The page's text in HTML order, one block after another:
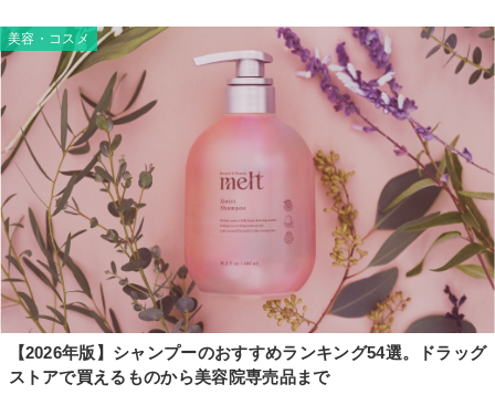
美容・コスメ
【2026年版】シャンプーのおすすめランキング54選。ドラッグ
ストアで買えるものから美容院専売品まで